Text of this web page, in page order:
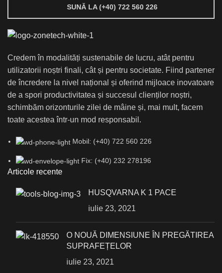
SUNĂ LA (+40) 722 560 226
Credem în modalități sustenabile de lucru, atât pentru
utilizatorii noștri finali, cât și pentru societate. Fiind partener
de încredere la nivel național și oferind mijloace inovatoare
de a spori productivitatea și succesul clienților noștri,
schimbăm orizonturile zilei de mâine și, mai mult, facem
toate acestea într-un mod responsabil.
Mobil: (+40) 722 560 226
Fix: (+40) 232 278196
Articole recente
HUSQVARNA K 1 PACE
iulie 23, 2021
О NOUĂ DIMENSIUNE ÎN PREGĂTIREA
SUPRAFEȚELOR
iulie 23, 2021